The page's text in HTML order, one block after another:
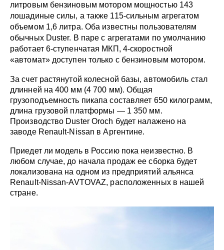
литровым бензиновым мотором мощностью 143
лошадиные силы, а также 115-сильным агрегатом
объемом 1,6 литра. Оба известны пользователям
обычных Duster. В паре с агрегатами по умолчанию
работает 6-ступенчатая МКП, 4-скоростной
«автомат» доступен только с бензиновым мотором.
За счет растянутой колесной базы, автомобиль стал
длинней на 400 мм (4 700 мм). Общая
грузоподъемность пикапасоставляет 650 килограмм,
длина грузовой платформы — 1 350 мм.
Производство Duster Oroch будет налажено на
заводе Renault-Nissan в Аргентине.
Приедет ли модель в Россию пока неизвестно. В
любом случае, до начала продаж ее сборка будет
локализована на одном из предприятий альянса
Renault-Nissan-AVTOVAZ, расположенных в нашей
стране.